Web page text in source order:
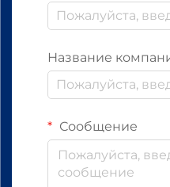
Название
Сообщение